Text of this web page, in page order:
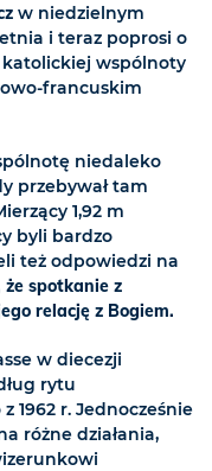
w niedzielnym
i teraz poprosi o
katolickiej wspólnoty
francuskim
niedaleko
przebywał tam
1,92 m
byli bardzo
też odpowiedzi na
że spotkanie z
relację z Bogiem.
w diecezji
rytu
1962 r. Jednocześnie
różne działania,